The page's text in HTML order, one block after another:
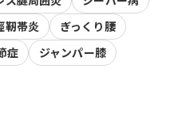
靭帯炎
ぎっくり腰
症
ジャンパー膝